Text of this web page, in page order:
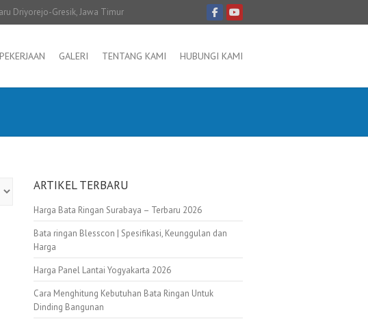
Driyorejo-Gresik, Jawa Timur
PEKERJAAN GALERI TENTANG KAMI HUBUNGI KAMI
ARTIKEL TERBARU
Harga Bata Ringan Surabaya – Terbaru 2026
Bata ringan Blesscon | Spesifikasi, Keunggulan dan
Harga
Harga Panel Lantai Yogyakarta 2026
Cara Menghitung Kebutuhan Bata Ringan Untuk
Dinding Bangunan